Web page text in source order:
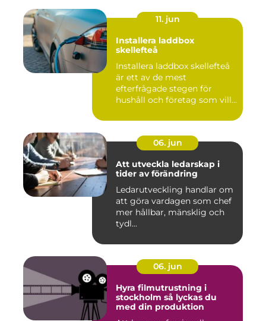
11. jun
Installera laddbox
skellefteå
Installera laddbox skellefteå
är ett av de mest
efterfrågade stegen för
hushåll och företag som vill...
06. jun
Att utveckla ledarskap i
tider av förändring
Ledarutveckling handlar om
att göra vardagen som chef
mer hållbar, mänsklig och
tydl...
06. jun
Hyra filmutrustning i
stockholm så lyckas du
med din produktion